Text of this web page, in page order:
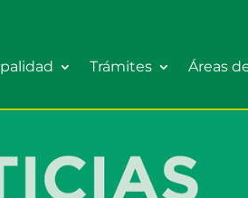
Trámites Áreas